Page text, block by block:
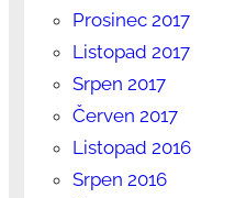
Prosinec 2017
Listopad 2017
Srpen 2017
Červen 2017
Listopad 2016
Srpen 2016